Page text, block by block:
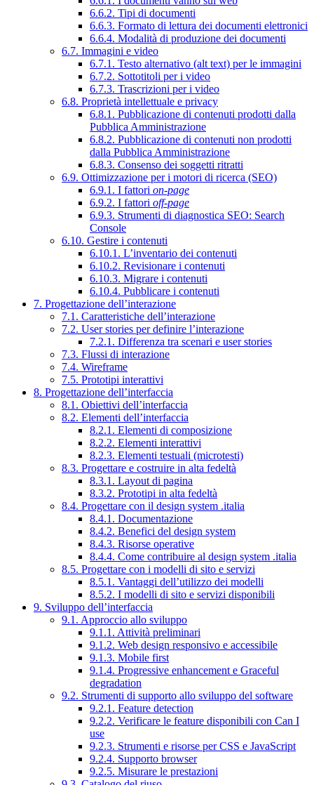
6.6.2. Tipi di documenti
6.6.3. Formato di lettura dei documenti elettronici
6.6.4. Modalità di produzione dei documenti
6.7. Immagini e video
6.7.1. Testo alternativo (alt text) per le immagini
6.7.2. Sottotitoli per i video
6.7.3. Trascrizioni per i video
6.8. Proprietà intellettuale e privacy
6.8.1. Pubblicazione di contenuti prodotti dalla
Pubblica Amministrazione
6.8.2. Pubblicazione di contenuti non prodotti
dalla Pubblica Amministrazione
6.8.3. Consenso dei soggetti ritratti
6.9. Ottimizzazione per i motori di ricerca (SEO)
6.9.1. I fattori on-page
6.9.2. I fattori off-page
6.9.3. Strumenti di diagnostica SEO: Search
Console
6.10. Gestire i contenuti
6.10.1. L’inventario dei contenuti
6.10.2. Revisionare i contenuti
6.10.3. Migrare i contenuti
6.10.4. Pubblicare i contenuti
7. Progettazione dell’interazione
7.1. Caratteristiche dell’interazione
7.2. User stories per definire l’interazione
7.2.1. Differenza tra scenari e user stories
7.3. Flussi di interazione
7.4. Wireframe
7.5. Prototipi interattivi
8. Progettazione dell’interfaccia
8.1. Obiettivi dell’interfaccia
8.2. Elementi dell’interfaccia
8.2.1. Elementi di composizione
8.2.2. Elementi interattivi
8.2.3. Elementi testuali (microtesti)
8.3. Progettare e costruire in alta fedeltà
8.3.1. Layout di pagina
8.3.2. Prototipi in alta fedeltà
8.4. Progettare con il design system .italia
8.4.1. Documentazione
8.4.2. Benefici del design system
8.4.3. Risorse operative
8.4.4. Come contribuire al design system .italia
8.5. Progettare con i modelli di sito e servizi
8.5.1. Vantaggi dell’utilizzo dei modelli
8.5.2. I modelli di sito e servizi disponibili
9. Sviluppo dell’interfaccia
9.1. Approccio allo sviluppo
9.1.1. Attività preliminari
9.1.2. Web design responsivo e accessibile
9.1.3. Mobile first
9.1.4. Progressive enhancement e Graceful
degradation
9.2. Strumenti di supporto allo sviluppo del software
9.2.1. Feature detection
9.2.2. Verificare le feature disponibili con Can I
use
9.2.3. Strumenti e risorse per CSS e JavaScript
9.2.4. Supporto browser
9.2.5. Misurare le prestazioni